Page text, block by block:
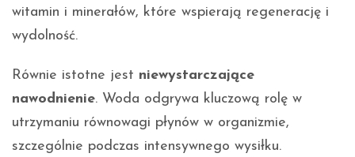
witamin i minerałów, które wspierają regenerację i
wydolność.
Równie istotne jest niewystarczające
nawodnienie. Woda odgrywa kluczową rolę w
utrzymaniu równowagi płynów w organizmie,
szczególnie podczas intensywnego wysiłku.